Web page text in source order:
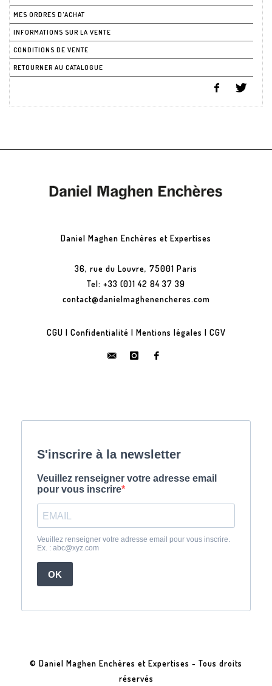
MES ORDRES D'ACHAT
INFORMATIONS SUR LA VENTE
CONDITIONS DE VENTE
RETOURNER AU CATALOGUE
Daniel Maghen Enchères et Expertises
36, rue du Louvre, 75001 Paris
Tel: +33 (0)1 42 84 37 39
contact@danielmaghenencheres.com
CGU | Confidentialité | Mentions légales | CGV
© Daniel Maghen Enchères et Expertises - Tous droits
réservés